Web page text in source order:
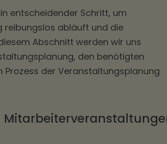
entscheidender Schritt, um
reibungslos abläuft und die
Abschnitt werden wir uns
den benötigten
Prozess der Veranstaltungsplanung